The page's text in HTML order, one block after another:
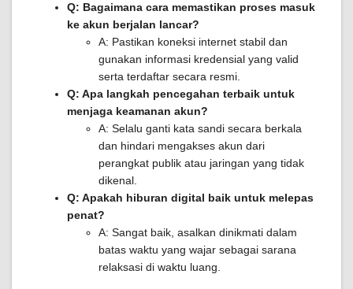
Q: Bagaimana cara memastikan proses masuk
ke akun berjalan lancar?
A: Pastikan koneksi internet stabil dan
gunakan informasi kredensial yang valid
serta terdaftar secara resmi.
Q: Apa langkah pencegahan terbaik untuk
menjaga keamanan akun?
A: Selalu ganti kata sandi secara berkala
dan hindari mengakses akun dari
perangkat publik atau jaringan yang tidak
dikenal.
Q: Apakah hiburan digital baik untuk melepas
penat?
A: Sangat baik, asalkan dinikmati dalam
batas waktu yang wajar sebagai sarana
relaksasi di waktu luang.